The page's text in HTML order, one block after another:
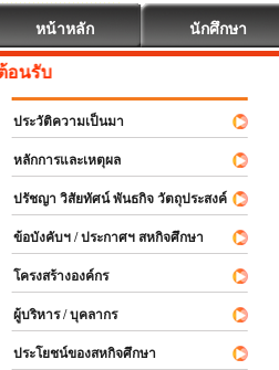
หน้าหลัก นักศึกษา
ประวัติความเป็นมา
หลักการและเหตุผล
ปรัชญา วิสัยทัศน์ พันธกิจ วัตถุประสงค์
ข้อบังคับฯ / ประกาศฯ สหกิจศึกษา
โครงสร้างองค์กร
ผู้บริหาร / บุคลากร
ประโยชน์ของสหกิจศึกษา